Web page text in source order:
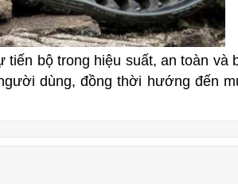
bộ trong hiệu suất, an toàn
dùng, đồng thời hướng đến